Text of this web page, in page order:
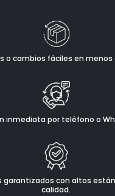
o cambios fáciles en menos
inmediata por teléfono o
garantizados con altos
calidad.